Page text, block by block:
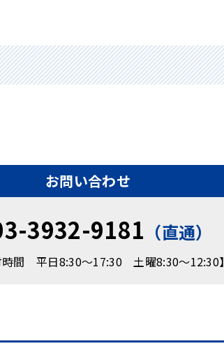
お問い合わせ
3932-9181 （直通）
時間 平日8:30～17:30 土曜8:30～12:30】